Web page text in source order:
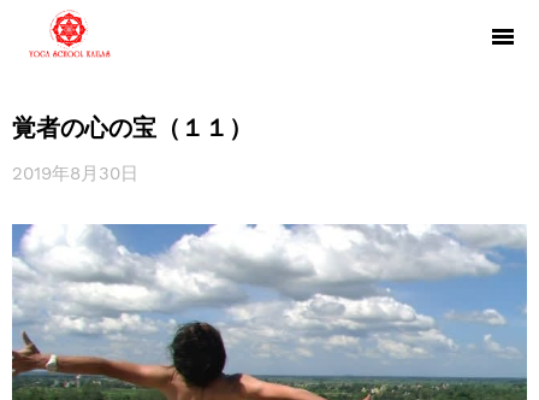
覚者の心の宝（１１）
2019年8月30日